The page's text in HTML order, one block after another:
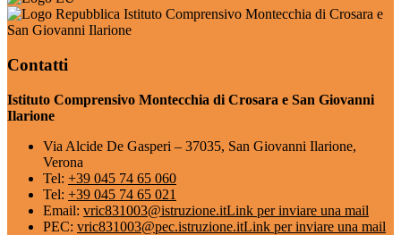
Istituto Comprensivo Montecchia di Crosara e
San Giovanni Ilarione
Contatti
Istituto Comprensivo Montecchia di Crosara e San Giovanni
Ilarione
Via Alcide De Gasperi – 37035, San Giovanni Ilarione,
Verona
Tel: +39 045 74 65 060
Tel: +39 045 74 65 021
Email: vric831003@istruzione.itLink per inviare una mail
PEC: vric831003@pec.istruzione.itLink per inviare una mail